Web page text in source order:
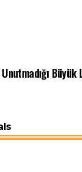
Büyük